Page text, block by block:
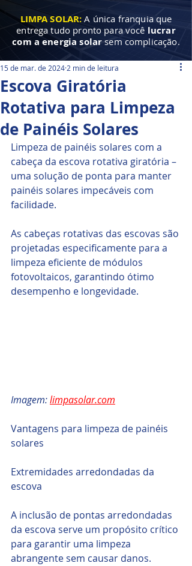
LIMPA SOLAR:A única franquia que
entrega tudo pronto para você lucrar
com a energia solar sem complicação.
Escova Giratória
Rotativa para Limpeza
de Painéis Solares
15 de mar. de 2024 2 min de leitura
Limpeza de painéis solares com a
cabeça da escova rotativa giratória –
uma solução de ponta para manter
painéis solares impecáveis ​​com
facilidade.
As cabeças rotativas das escovas são
projetadas especificamente para a
limpeza eficiente de módulos
fotovoltaicos, garantindo ótimo
desempenho e longevidade.
Imagem: limpasolar.com
Vantagens para limpeza de painéis
solares
Extremidades arredondadas da
escova
A inclusão de pontas arredondadas
da escova serve um propósito crítico
para garantir uma limpeza
abrangente sem causar danos.